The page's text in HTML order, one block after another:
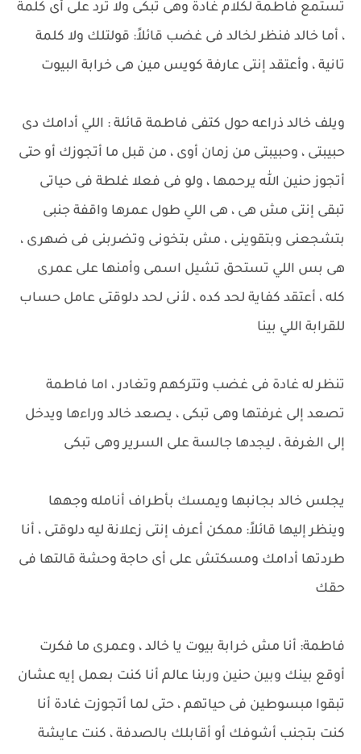
تستمع فاطمة لكلام غادة وهى تبكى ولا ترد على أى كلمة
، أما خالد فنظر لخالد فى غضب قائلاً: قولتلك ولا كلمة
تانية ، وأعتقد إنتى عارفة كويس مين هى خرابة البيوت
ويلف خالد ذراعه حول كتفى فاطمة قائلة : اللي أدامك دى
حبيبتى ، وحبيبتى من زمان أوى ، من قبل ما أتجوزك أو حتى
أتجوز حنين الله يرحمها ، ولو فى فعلا غلطة فى حياتى
تبقى إنتى مش هى ، هى اللي طول عمرها واقفة جنبى
بتشجعنى وبتقوينى ، مش بتخونى وتضربنى فى ضهرى ،
هى بس اللي تستحق تشيل اسمى وأمنها على عمرى
كله ، أعتقد كفاية لحد كده ، لأنى لحد دلوقتى عامل حساب
للقرابة اللي بينا
تنظر له غادة فى غضب وتتركهم وتغادر ، اما فاطمة
تصعد إلى غرفتها وهى تبكى ، يصعد خالد وراءها ويدخل
إلى الغرفة ، ليجدها جالسة على السرير وهى تبكى
يجلس خالد بجانبها ويمسك بأطراف أنامله وجهها
وينظر إليها قائلاً: ممكن أعرف إنتى زعلانة ليه دلوقتى ، أنا
طردتها أدامك ومسكتش على أى حاجة وحشة قالتها فى
حقك
فاطمة: أنا مش خرابة بيوت يا خالد ، وعمرى ما فكرت
أوقع بينك وبين حنين وربنا عالم أنا كنت بعمل إيه عشان
تبقوا مبسوطين فى حياتهم ، حتى لما أتجوزت غادة أنا
كنت بتجنب أشوفك أو أقابلك بالصدفة ، كنت عايشة